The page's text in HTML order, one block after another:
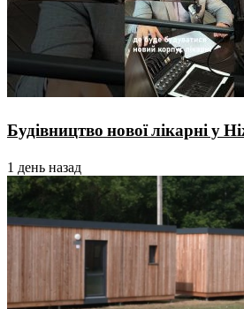
Будівництво нової лікарні у
1 день назад